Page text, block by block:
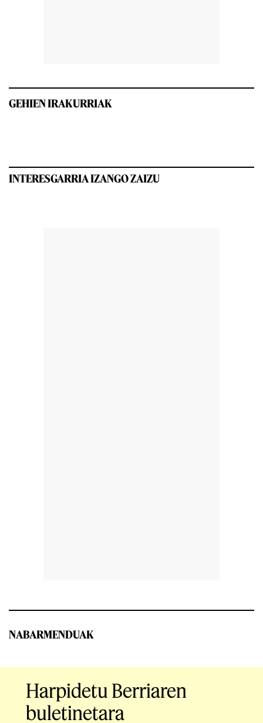
GEHIEN IRAKURRIAK
INTERESGARRIA IZANGO ZAIZU
NABARMENDUAK
Harpidetu Berriaren
buletinetara